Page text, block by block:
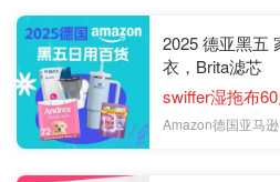
2025 德亚黑五
衣，Brita滤芯
swiffer湿拖布
Amazon德国亚马逊